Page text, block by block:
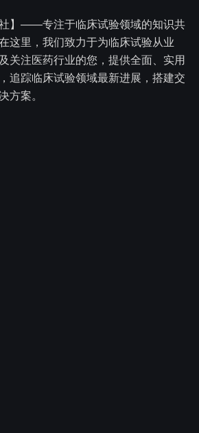
】——专注于临床试验领域的知识共
这里，我们致力于为临床试验从业
关注医药行业的您，提供全面、实用
追踪临床试验领域最新进展，搭建交
方案。